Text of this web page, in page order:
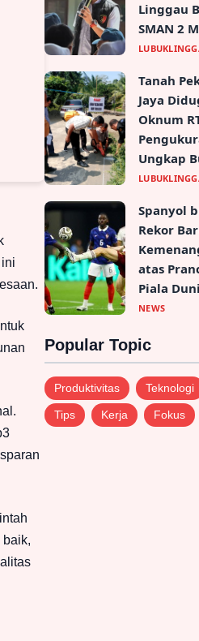
Linggau
SMAN 2
Tanah
Jaya
Oknum
Ungkap
Spanyol
Rekor
atas
Piala
NEWS
Popular Topic
Produktivitas Teknologi
Tips Kerja Fokus